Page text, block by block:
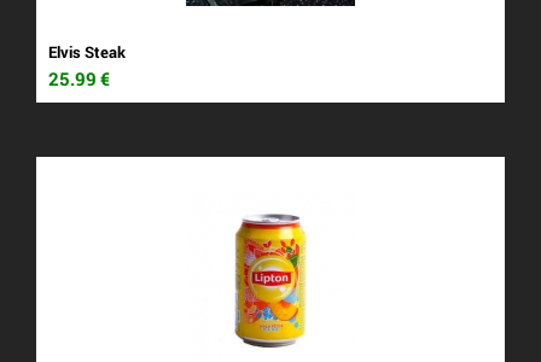
Elvis Steak
25.99 €